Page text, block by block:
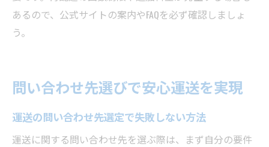
あるので、公式サイトの案内やFAQを必ず確認しましょ
う。
問い合わせ先選びで安心運送を実現
運送の問い合わせ先選定で失敗しない方法
運送に関する問い合わせ先を選ぶ際は、まず自分の要件